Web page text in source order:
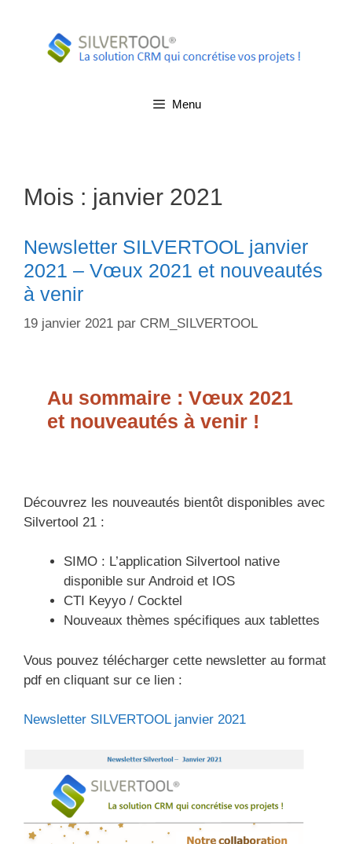
Menu
Mois : janvier 2021
Newsletter SILVERTOOL janvier
2021 – Vœux 2021 et nouveautés
à venir
19 janvier 2021 par CRM_SILVERTOOL
Au sommaire : Vœux 2021
et nouveautés à venir !
Découvrez les nouveautés bientôt disponibles avec
Silvertool 21 :
SIMO : L’application Silvertool native
disponible sur Android et IOS
CTI Keyyo / Cocktel
Nouveaux thèmes spécifiques aux tablettes
Vous pouvez télécharger cette newsletter au format
pdf en cliquant sur ce lien :
Newsletter SILVERTOOL janvier 2021